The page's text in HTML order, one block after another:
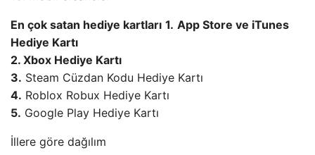
En çok satan hediye kartları 1. App Store ve iTunes
Hediye Kartı
2. Xbox Hediye Kartı
3. Steam Cüzdan Kodu Hediye Kartı
4. Roblox Robux Hediye Kartı
5. Google Play Hediye Kartı
İllere göre dağılım